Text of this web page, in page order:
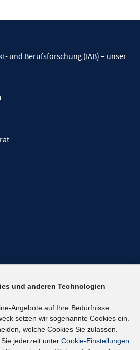
und Berufsforschung (IAB) – unser
und anderen Technologien
Angebote auf Ihre Bedürfnisse
setzen wir sogenannte Cookies ein.
welche Cookies Sie zulassen.
jederzeit unter Cookie-Einstellungen